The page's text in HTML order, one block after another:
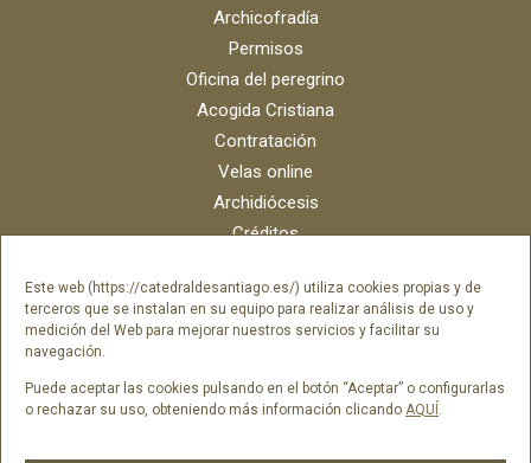
Este web (https://catedraldesantiago.es/) utiliza cookies propias y de
terceros que se instalan en su equipo para realizar análisis de uso y
medición del Web para mejorar nuestros servicios y facilitar su
navegación.
Puede aceptar las cookies pulsando en el botón “Aceptar” o configurarlas
o rechazar su uso, obteniendo más información clicando AQUÍ.
Archicofradía
Permisos
Oficina del peregrino
Acogida Cristiana
Contratación
Velas online
Archidiócesis
Créditos
Contacto
Portal del empleado SAMI Catedral